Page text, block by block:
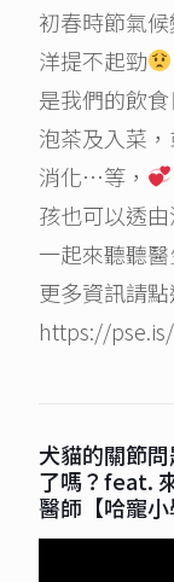
初春時節氣
洋提不起勁
是我們的飲
泡茶及入菜
消化…等，
孩也可以透
一起來聽聽醫
更多資訊請
https://
犬貓的關節
了嗎？feat.
醫師【哈寵小